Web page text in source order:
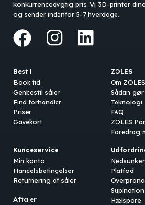
konkurrencedygtig pris. Vi 3D-printer
og sender indenfor 5-7 hverdage.
Bestil
Book tid
Genbestil såler
Find forhandler
Priser
Gavekort
Aftaler
ZOLES
Om ZOLES
Sådan
Teknologi
FAQ
ZOLES
Foredrag
Kundeservice
Min konto
Handelsbetingelser
Returnering af såler
Platfod
Supination
Hælspore